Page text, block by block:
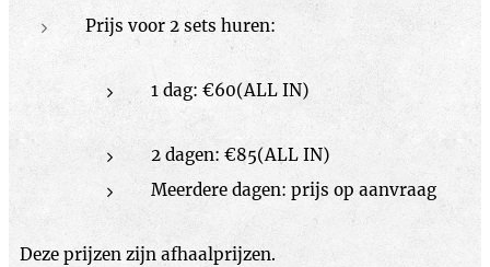
Prijs voor 2 sets huren:
1 dag: €60(ALL IN)
2 dagen: €85(ALL IN)
Meerdere dagen: prijs op aanvraag
Deze prijzen zijn afhaalprijzen.